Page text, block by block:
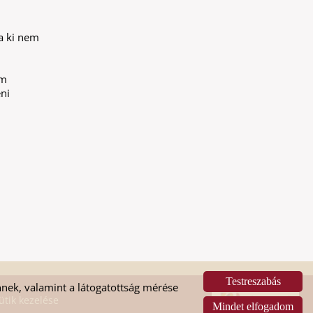
ki nem
kezelése Mindet elfogadom
Testreszabás
valamint a látogatottság mérése